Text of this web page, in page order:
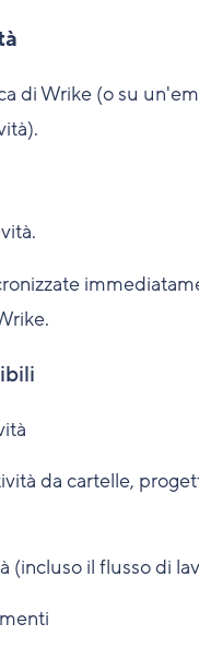
di Wrike (o su
da cartelle,
(incluso il flusso di